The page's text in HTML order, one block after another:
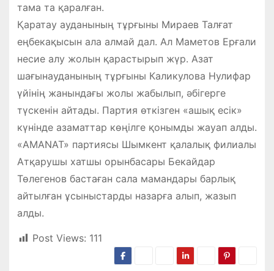
тама та қаралған.
Қаратау ауданының тұрғыны Мираев Талғат
еңбекақысын ала алмай дал. Ал Маметов Ерғали
несие алу жолын қарастырып жүр. Азат
шағынауданының тұрғыны Каликулова Нулифар
үйінің жанындағы жолы жабылып, әбігерге
түскенін айтады. Партия өткізген «ашық есік»
күнінде азаматтар көңілге қонымды жауап алды.
«AMANAT» партиясы Шымкент қалалық филиалы
Атқарушы хатшы орынбасары Бекайдар
Төлегенов бастаған сала мамандары барлық
айтылған ұсыныстарды назарға алып, жазып
алды.
Post Views: 111